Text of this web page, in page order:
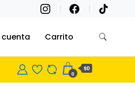
cuenta Carrito
0
$0